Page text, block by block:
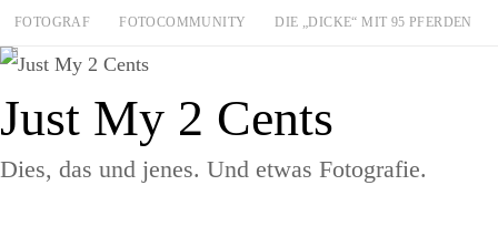
Zum
Inhalt
FOTOGRAF FOTOCOMMUNITY DIE „DICKE“ MIT 95 PFERDEN
Just My 2 Cents
Dies, das und jenes. Und etwas Fotografie.